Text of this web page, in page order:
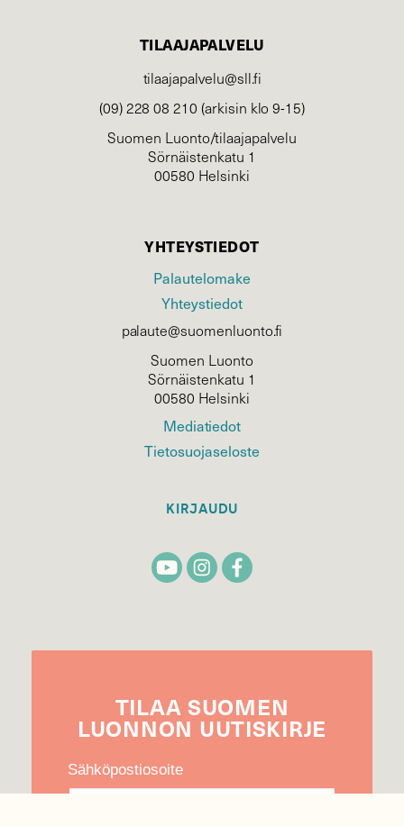
TILAAJAPALVELU
tilaajapalvelu@sll.fi
(09) 228 08 210 (arkisin klo 9-15)
Suomen Luonto/tilaajapalvelu
Sörnäistenkatu 1
00580 Helsinki
YHTEYSTIEDOT
Palautelomake
Yhteystiedot
palaute@suomenluonto.fi
Suomen Luonto
Sörnäistenkatu 1
00580 Helsinki
Mediatiedot
Tietosuojaseloste
KIRJAUDU
TILAA SUOMEN
LUONNON UUTIS­KIRJE
Sähköpostiosoite